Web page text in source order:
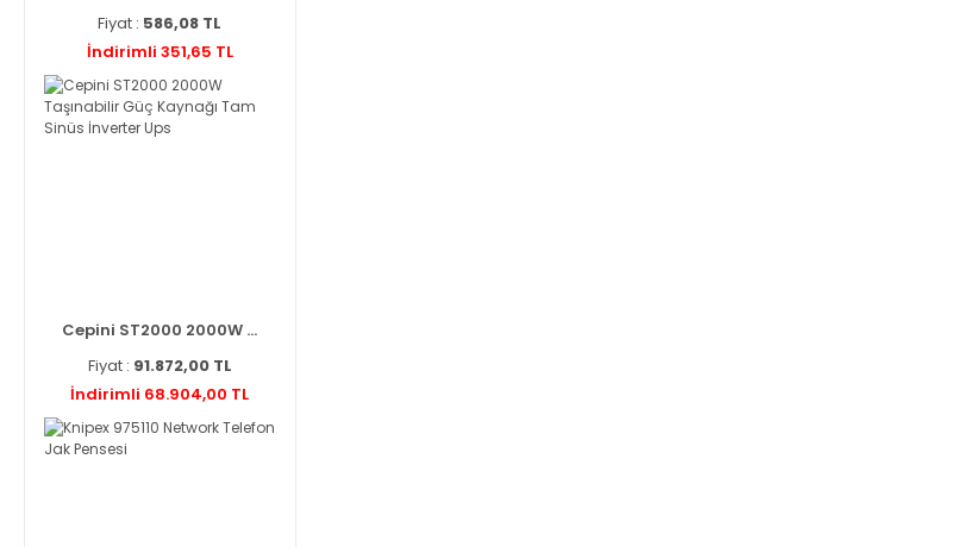
Fiyat : 586,08 TL
İndirimli 351,65 TL
Cepini ST2000 2000W ...
Fiyat : 91.872,00 TL
İndirimli 68.904,00 TL